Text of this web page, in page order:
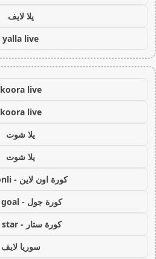
يلا لايف
yalla live
koora live
koora live
يلا شوت
يلا شوت
كورة اون لاين - kora onli
كورة جول - kora goal
كورة ستار - kora star
سوريا لايف